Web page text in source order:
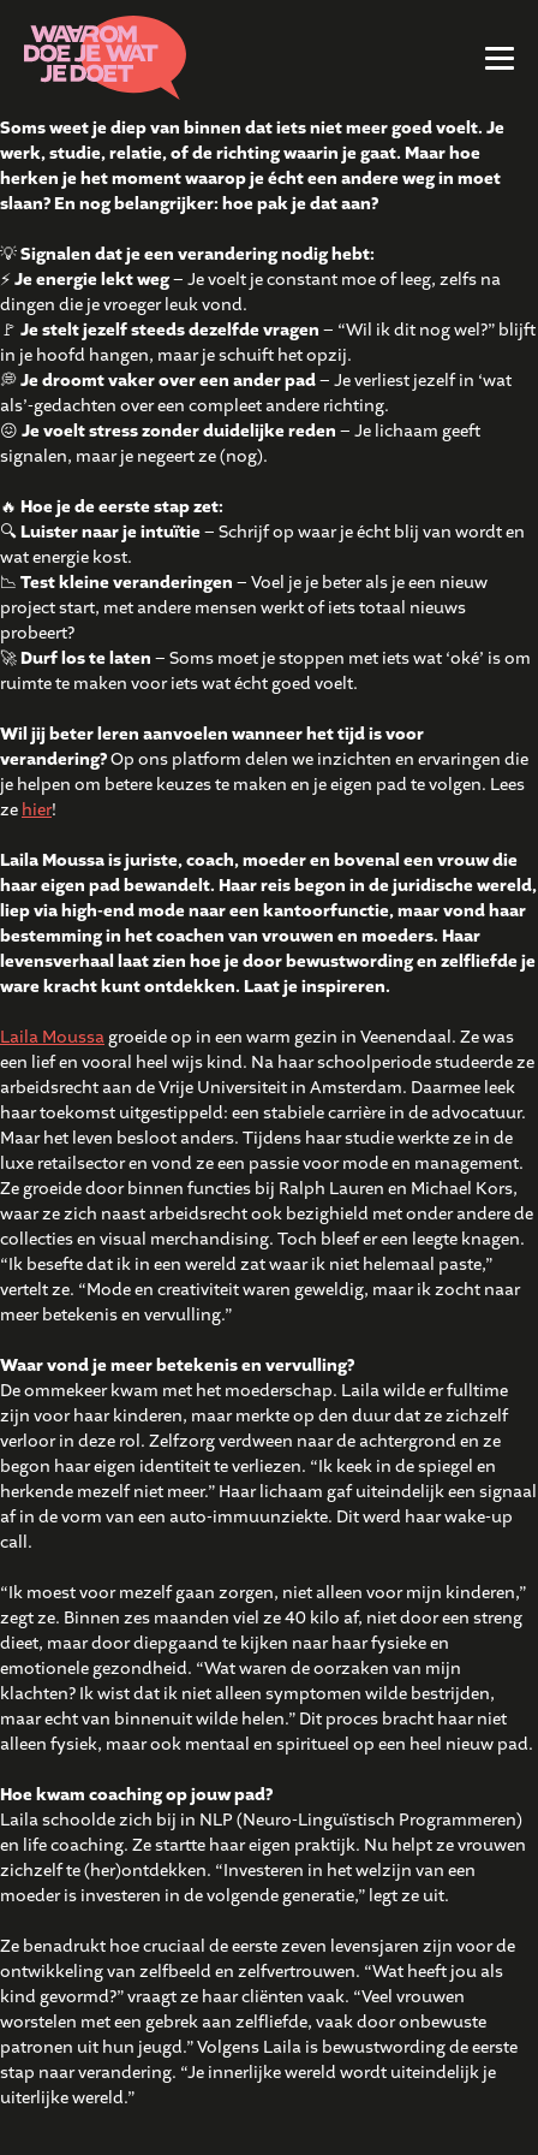
Soms weet je diep van binnen dat iets niet meer goed voelt. Je
werk, studie, relatie, of de richting waarin je gaat. Maar hoe
herken je het moment waarop je écht een andere weg in moet
slaan? En nog belangrijker: hoe pak je dat aan?
💡Signalen dat je een verandering nodig hebt:
⚡️ Je energie lekt weg– Je voelt je constant moe of leeg, zelfs na
dingen die je vroeger leuk vond.
🚩 Je stelt jezelf steeds dezelfde vragen – “Wil ik dit nog wel?” blijft
in je hoofd hangen, maar je schuift het opzij.
💭Je droomt vaker over een ander pad– Je verliest jezelf in ‘wat
als’-gedachten over een compleet andere richting.
😖 Je voelt stress zonder duidelijke reden – Je lichaam geeft
signalen, maar je negeert ze (nog).
🔥 Hoe je de eerste stap zet:
🔍Luister naar je intuïtie– Schrijf op waar je écht blij van wordt en
wat energie kost.
📉 Test kleine veranderingen – Voel je je beter als je een nieuw
project start, met andere mensen werkt of iets totaal nieuws
probeert?
🚀Durf los te laten – Soms moet je stoppen met iets wat ‘oké’ is om
ruimte te maken voor iets wat écht goed voelt.
Wil jij beter leren aanvoelen wanneer het tijd is voor
verandering?Op ons platform delen we inzichten en ervaringen die
je helpen om betere keuzes te maken en je eigen pad te volgen. Lees
ze hier!
Laila Moussa is juriste, coach, moeder en bovenal een vrouw die
haar eigen pad bewandelt. Haar reis begon in de juridische wereld,
liep via high-end mode naar een kantoorfunctie, maar vond haar
bestemming in het coachen van vrouwen en moeders. Haar
levensverhaal laat zien hoe je door bewustwording en zelfliefde je
ware kracht kunt ontdekken. Laat je inspireren.
Laila Moussagroeide op in een warm gezin in Veenendaal. Ze was
een lief en vooral heel wijs kind. Na haar schoolperiode studeerde ze
arbeidsrecht aan de Vrije Universiteit in Amsterdam. Daarmee leek
haar toekomst uitgestippeld: een stabiele carrière in de advocatuur.
Maar het leven besloot anders. Tijdens haar studie werkte ze in de
luxe retailsector en vond ze een passie voor mode en management.
Ze groeide door binnen functies bij Ralph Lauren en Michael Kors,
waar ze zich naast arbeidsrecht ook bezighield met onder andere de
collecties en visual merchandising. Toch bleef er een leegte knagen.
“Ik besefte dat ik in een wereld zat waar ik niet helemaal paste,”
vertelt ze. “Mode en creativiteit waren geweldig, maar ik zocht naar
meer betekenis en vervulling.”
Waar vond je meer betekenis en vervulling?
De ommekeer kwam met het moederschap. Laila wilde er fulltime
zijn voor haar kinderen, maar merkte op den duur dat ze zichzelf
verloor in deze rol. Zelfzorg verdween naar de achtergrond en ze
begon haar eigen identiteit te verliezen. “Ik keek in de spiegel en
herkende mezelf niet meer.” Haar lichaam gaf uiteindelijk een signaal
af in de vorm van een auto-immuunziekte. Dit werd haar wake-up
call.
“Ik moest voor mezelf gaan zorgen, niet alleen voor mijn kinderen,”
zegt ze. Binnen zes maanden viel ze 40 kilo af, niet door een streng
dieet, maar door diepgaand te kijken naar haar fysieke en
emotionele gezondheid. “Wat waren de oorzaken van mijn
klachten? Ik wist dat ik niet alleen symptomen wilde bestrijden,
maar echt van binnenuit wilde helen.” Dit proces bracht haar niet
alleen fysiek, maar ook mentaal en spiritueel op een heel nieuw pad.
Hoe kwam coaching op jouw pad?
Laila schoolde zich bij in NLP (Neuro-Linguïstisch Programmeren)
en life coaching. Ze startte haar eigen praktijk. Nu helpt ze vrouwen
zichzelf te (her)ontdekken. “Investeren in het welzijn van een
moeder is investeren in de volgende generatie,” legt ze uit.
Ze benadrukt hoe cruciaal de eerste zeven levensjaren zijn voor de
ontwikkeling van zelfbeeld en zelfvertrouwen. “Wat heeft jou als
kind gevormd?” vraagt ze haar cliënten vaak. “Veel vrouwen
worstelen met een gebrek aan zelfliefde, vaak door onbewuste
patronen uit hun jeugd.” Volgens Laila is bewustwording de eerste
stap naar verandering. “Je innerlijke wereld wordt uiteindelijk je
uiterlijke wereld.”